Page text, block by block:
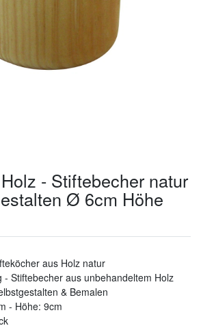
- Stiftebecher natur
Ø 6cm Höhe
aus Holz natur
- Stiftebecher aus unbehandeltem Holz
& Bemalen
- Höhe: 9cm